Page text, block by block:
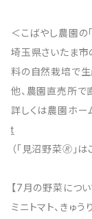
＜こばやし農園の
埼玉県さいたま市
料の自然栽培で生
他、農園直売所で
詳しくは農園ホ
t
（「見沼野菜🄬」
【7月の野菜につい
ミニトマト、きゅう